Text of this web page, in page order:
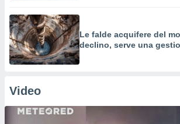
Le falde acquifere del
declino, serve una
Video